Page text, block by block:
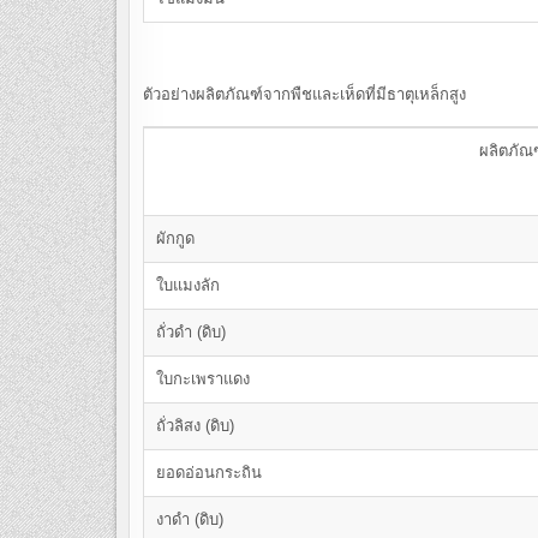
ตัวอย่างผลิตภัณฑ์จากพืชและเห็ดที่มีธาตุเหล็กสูง
ผลิตภัณ
ผักกูด
ใบแมงลัก
ถั่วดำ (ดิบ)
ใบกะเพราแดง
ถั่วลิสง (ดิบ)
ยอดอ่อนกระถิน
งาดำ (ดิบ)